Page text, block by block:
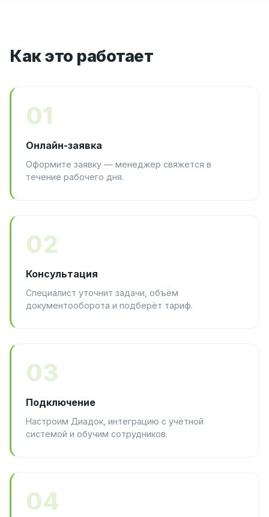
Как это работает
01
Онлайн-заявка
Оформите заявку — менеджер свяжется в
течение рабочего дня.
02
Консультация
Специалист уточнит задачи, объём
документооборота и подберёт тариф.
03
Подключение
Настроим Диадок, интеграцию с учётной
системой и обучим сотрудников.
04